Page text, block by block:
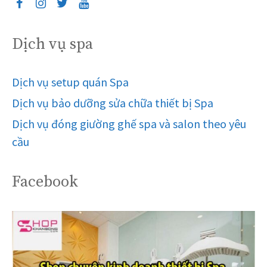
Dịch vụ spa
Dịch vụ setup quán Spa
Dịch vụ bảo dưỡng sửa chữa thiết bị Spa
Dịch vụ đóng giường ghế spa và salon theo yêu
cầu
Facebook